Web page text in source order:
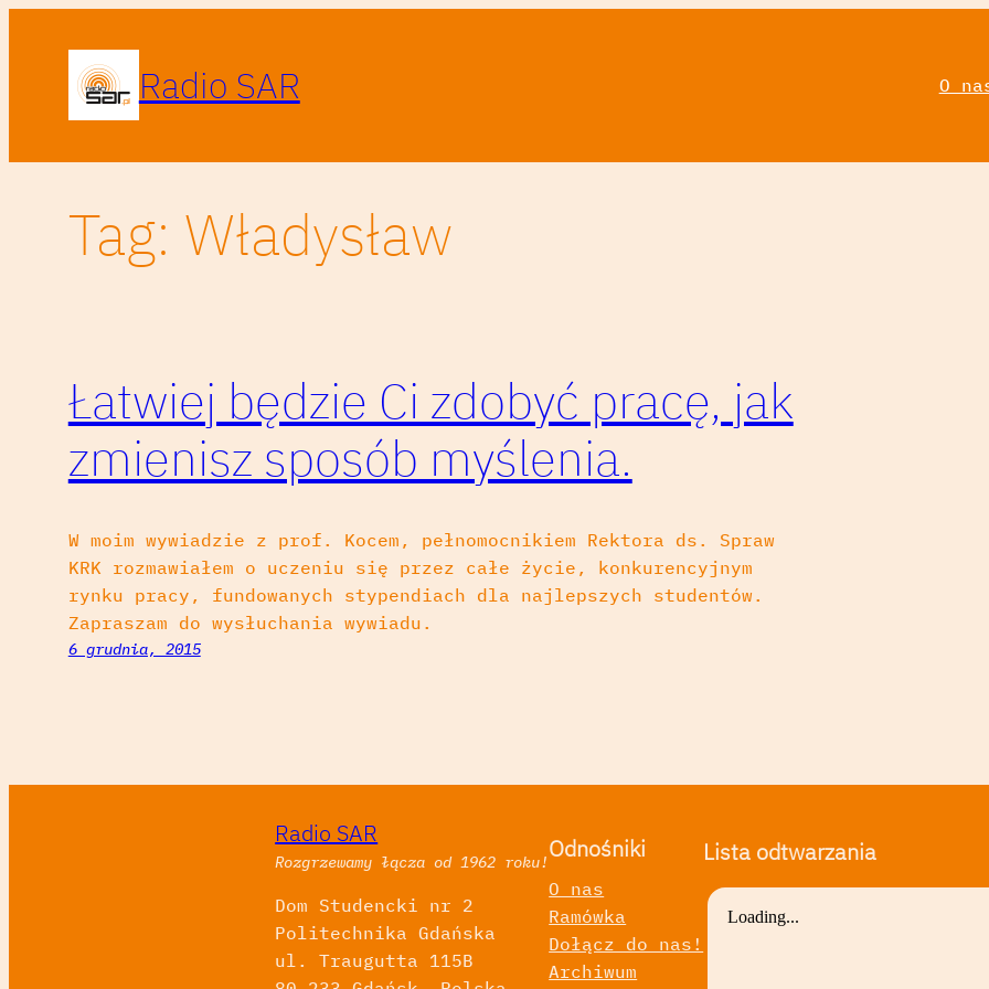
Radio SAR O
Tag: Władysław
Łatwiej będzie Ci zdobyć pracę, jak
zmienisz sposób myślenia.
W moim wywiadzie z prof. Kocem, pełnomocnikiem Rektora ds. Spraw
KRK rozmawiałem o uczeniu się przez całe życie, konkurencyjnym
rynku pracy, fundowanych stypendiach dla najlepszych studentów.
Zapraszam do wysłuchania wywiadu.
6 grudnia, 2015
Radio SAR
Rozgrzewamy łącza od 1962 roku!
Dom Studencki nr 2
Politechnika Gdańska
ul. Traugutta 115B
Odnośniki
O nas
Ramówka
Dołącz do nas!
Archiwum
Lista odtwarzania